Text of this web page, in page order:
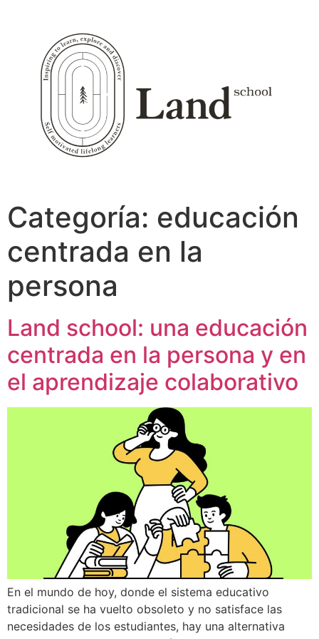
contenido
Categoría: educación
centrada en la
persona
Land school: una educación
centrada en la persona y en
el aprendizaje colaborativo
En el mundo de hoy, donde el sistema educativo
tradicional se ha vuelto obsoleto y no satisface las
necesidades de los estudiantes, hay una alternativa